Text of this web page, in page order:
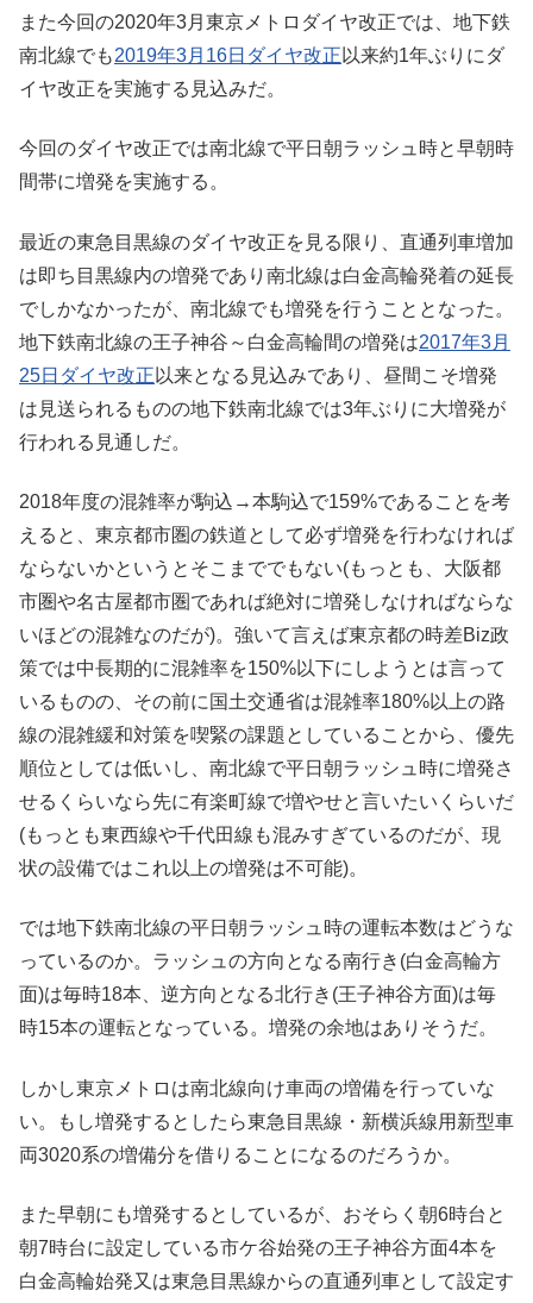
また今回の2020年3月東京メトロダイヤ改正では、地下鉄
南北線でも2019年3月16日ダイヤ改正 以来約1年ぶりにダ
イヤ改正を実施する見込みだ。
今回のダイヤ改正では南北線で平日朝ラッシュ時と早朝時
間帯に増発を実施する。
最近の東急目黒線のダイヤ改正を見る限り、直通列車増加
は即ち目黒線内の増発であり南北線は白金高輪発着の延長
でしかなかったが、南北線でも増発を行うこととなった。
地下鉄南北線の王子神谷～白金高輪間の増発は2017年3月
25日ダイヤ改正 以来となる見込みであり、昼間こそ増発
は見送られるものの地下鉄南北線では3年ぶりに大増発が
行われる見通しだ。
2018年度の混雑率が駒込→本駒込で159%であることを考
えると、東京都市圏の鉄道として必ず増発を行わなければ
ならないかというとそこまででもない(もっとも、大阪都
市圏や名古屋都市圏であれば絶対に増発しなければならな
いほどの混雑なのだが)。強いて言えば東京都の時差Biz政
策では中長期的に混雑率を150%以下にしようとは言って
いるものの、その前に国土交通省は混雑率180%以上の路
線の混雑緩和対策を喫緊の課題としていることから、優先
順位としては低いし、南北線で平日朝ラッシュ時に増発さ
せるくらいなら先に有楽町線で増やせと言いたいくらいだ
(もっとも東西線や千代田線も混みすぎているのだが、現
状の設備ではこれ以上の増発は不可能)。
では地下鉄南北線の平日朝ラッシュ時の運転本数はどうな
っているのか。ラッシュの方向となる南行き(白金高輪方
面)は毎時18本、逆方向となる北行き(王子神谷方面)は毎
時15本の運転となっている。増発の余地はありそうだ。
しかし東京メトロは南北線向け車両の増備を行っていな
い。もし増発するとしたら東急目黒線・新横浜線用新型車
両3020系の増備分を借りることになるのだろうか。
また早朝にも増発するとしているが、おそらく朝6時台と
朝7時台に設定している市ケ谷始発の王子神谷方面4本を
白金高輪始発又は東急目黒線からの直通列車として設定す